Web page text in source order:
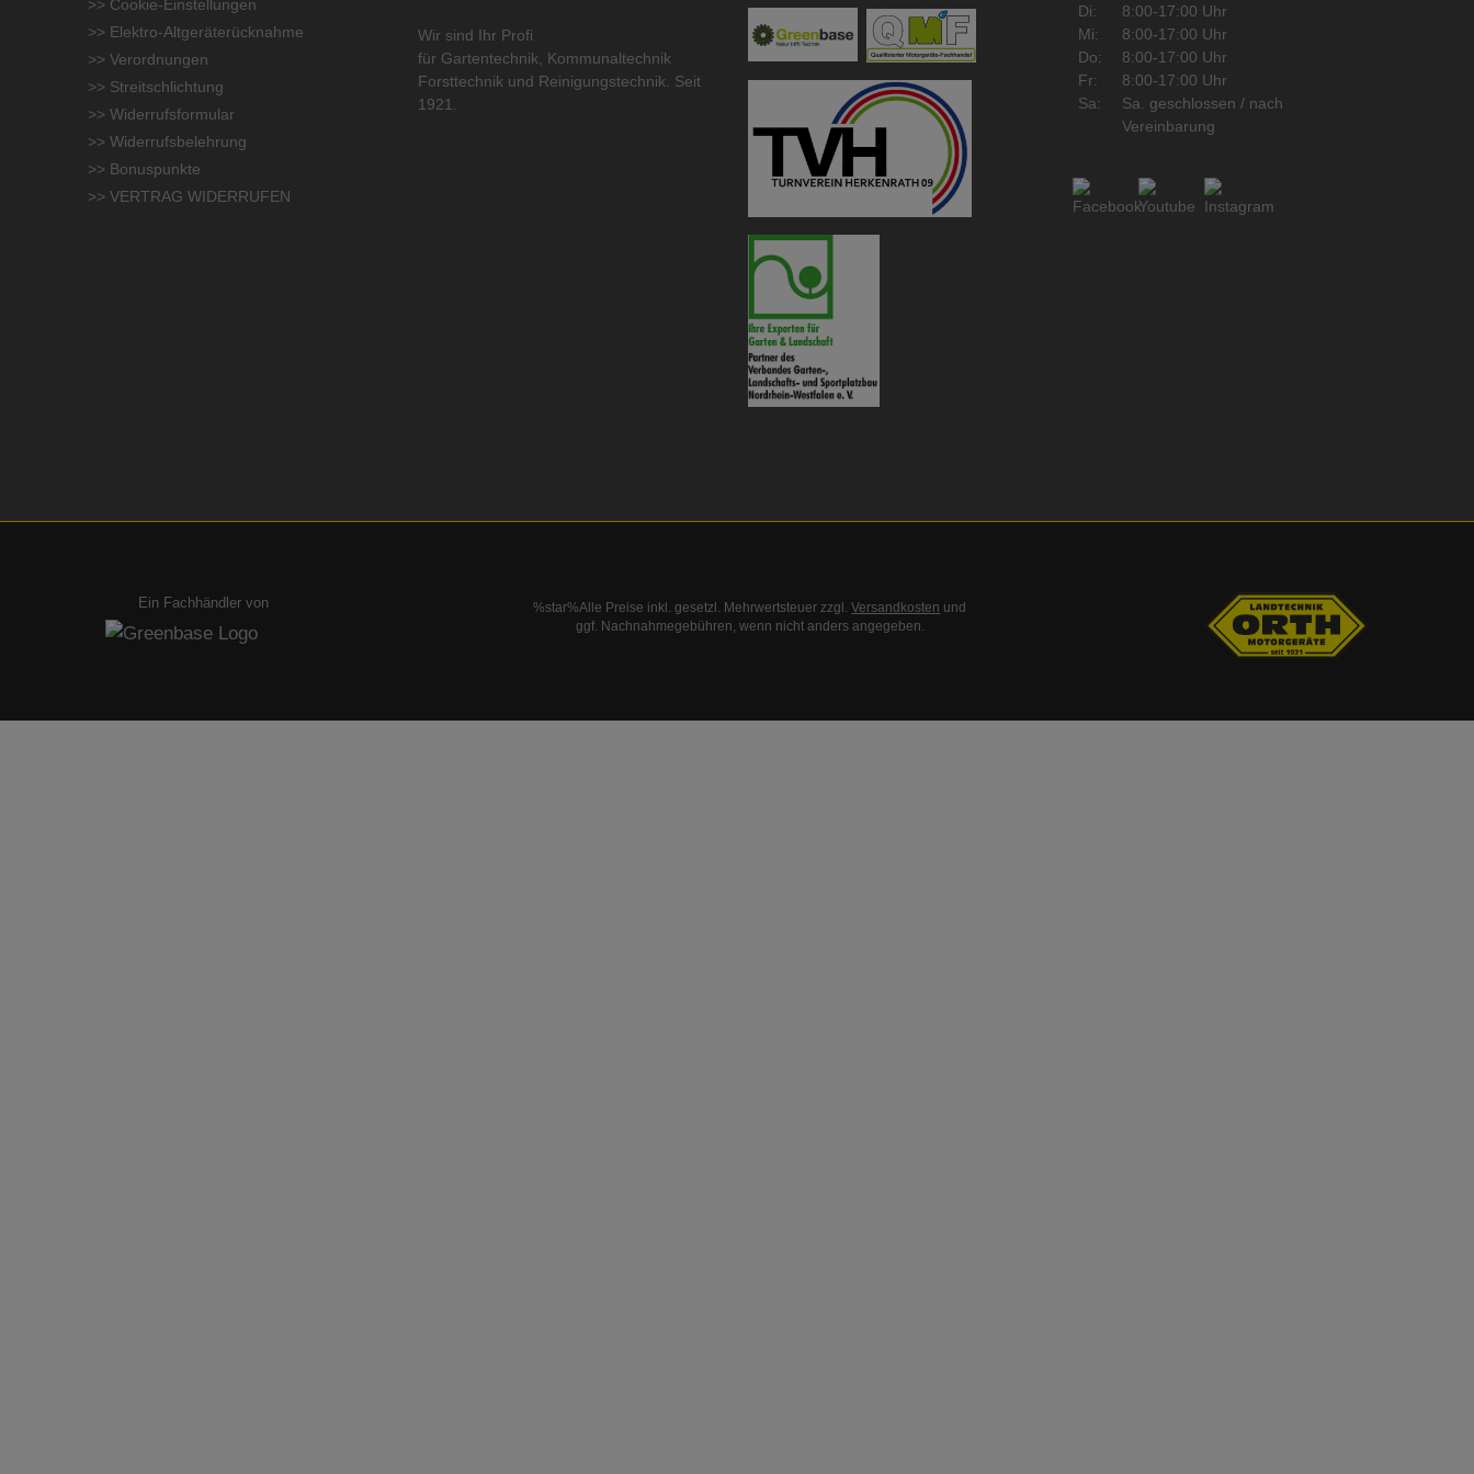
>> Cookie-Einstellungen
>> Elektro-Altgeräterücknahme
>> Verordnungen
>> Streitschlichtung
>> Widerrufsformular
>> Widerrufsbelehrung
>> Bonuspunkte
>> VERTRAG WIDERRUFEN
Wir sind Ihr Profi
für Gartentechnik
Kommunaltechnik
Forsttechnik und Reinigungstechnik . Seit
1921.
Di:
8:00-17:00 Uhr
Mi:
8:00-17:00 Uhr
Do:
8:00-17:00 Uhr
Fr:
8:00-17:00 Uhr
Sa:
Sa. geschlossen / nach
Vereinbarung
Ein Fachhändler von %star%Alle Preise inkl. gesetzl. Mehrwertsteuer zzgl.Versandkosten und
ggf. Nachnahmegebühren, wenn nicht anders angegeben.